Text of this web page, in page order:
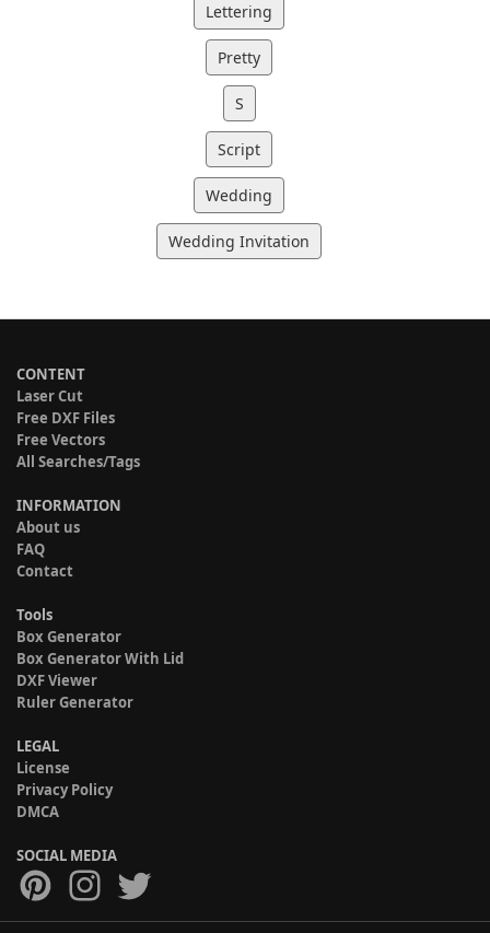
Lettering
Pretty
S
Script
Wedding
Wedding Invitation
CONTENT
Laser Cut
Free DXF Files
Free Vectors
All Searches/Tags
INFORMATION
About us
FAQ
Contact
Tools
Box Generator
Box Generator With Lid
DXF Viewer
Ruler Generator
LEGAL
License
Privacy Policy
DMCA
SOCIAL MEDIA